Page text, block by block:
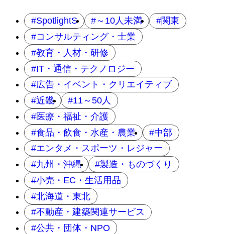
SpotlightS ～10人未満
関東
コンサルティング・士業
教育・人材・研修
IT・通信・テクノロジー
広告・イベント・クリエイティブ
近畿
11～50人
医療・福祉・介護
食品・飲食・水産・農業
中部
エンタメ・スポーツ・レジャー
九州・沖縄
製造・ものづくり
小売・EC・生活用品
北海道・東北
不動産・建築関連サービス
公共・団体・NPO